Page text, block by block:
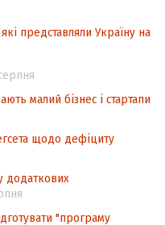
представляли Україну на
малий бізнес і стартапи
щодо дефіциту
додаткових
"програму